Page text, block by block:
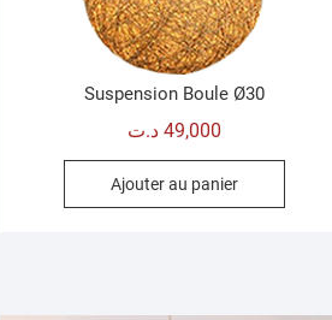
Suspension Boule Ø30
49,000 د.ت
Ajouter au panier